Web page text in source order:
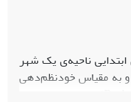
ناحیه‌ی یک شهر
نمونه‌گیری تصادفی انتخاب و به مقیاس خودنظم‌دهی